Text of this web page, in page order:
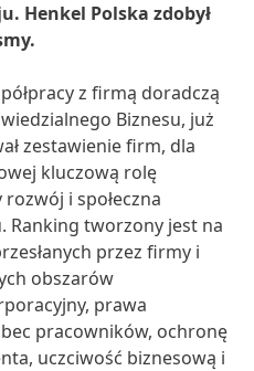
Henkel Polska zdobył
z firmą doradczą
Biznesu, już
zestawienie firm, dla
kluczową rolę
i społeczna
Ranking tworzony jest na
przez firmy i
obszarów
prawa
pracowników, ochronę
uczciwość biznesową i